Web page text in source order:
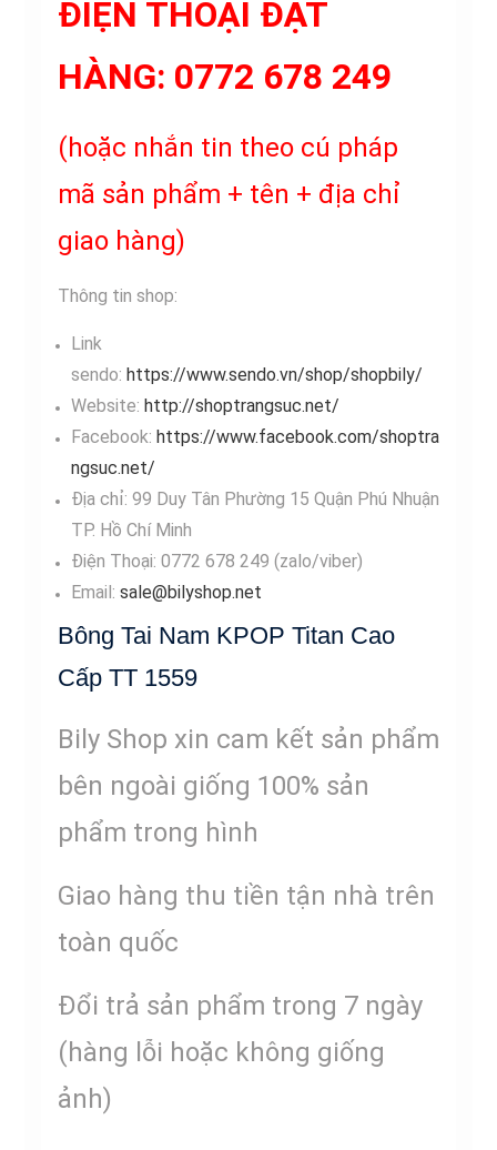
ĐIỆN THOẠI ĐẶT
HÀNG: 0772 678 249
(hoặc nhắn tin theo cú pháp
mã sản phẩm + tên + địa chỉ
giao hàng)
Thông tin shop:
Link
sendo: https://www.sendo.vn/shop/shopbily/
Website: http://shoptrangsuc.net/
Facebook: https://www.facebook.com/shoptra
ngsuc.net/
Địa chỉ: 99 Duy Tân Phường 15 Quận Phú Nhuận
TP. Hồ Chí Minh
Điện Thoại: 0772 678 249 (zalo/viber)
Email: sale@bilyshop.net
Bông Tai Nam KPOP Titan Cao
Cấp TT 1559
Bily Shop xin cam kết sản phẩm
bên ngoài giống 100% sản
phẩm trong hình
Giao hàng thu tiền tận nhà trên
toàn quốc
Đổi trả sản phẩm trong 7 ngày
(hàng lỗi hoặc không giống
ảnh)